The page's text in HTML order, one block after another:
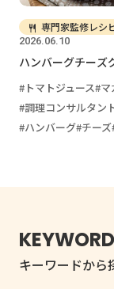
2026.06.10
専門家監修レシ
ハンバーグチーズ
トマトジュース マ
調理コンサルタン
ハンバーグ チーズ
KEYWORD
キーワードから